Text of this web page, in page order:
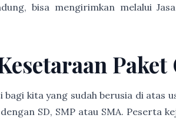
bisa mengirimkan melalui
Paket
bagi kita yang sudah berusia di atas
SD, SMP atau SMA. Peserta